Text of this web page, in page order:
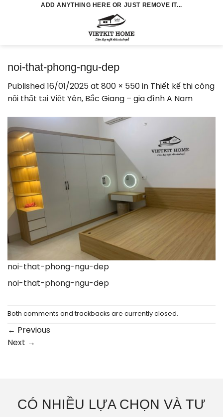
ADD ANYTHING HERE OR JUST REMOVE IT...
noi-that-phong-ngu-dep
Published16/01/2025at 800 × 550in Thiết kế thi công
nội thất tại Việt Yên, Bắc Giang – gia đình A Nam
noi-that-phong-ngu-dep
noi-that-phong-ngu-dep
Both comments and trackbacks are currently closed.
← Previous
Next →
CÓ NHIỀU LỰA CHỌN VÀ TƯ